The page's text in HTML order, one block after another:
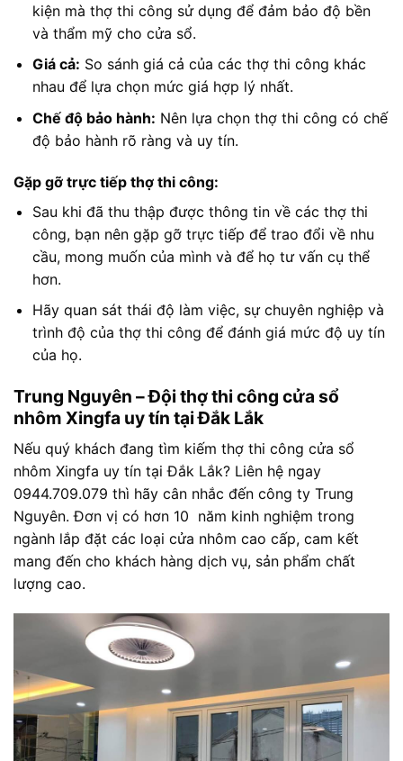
kiện mà thợ thi công sử dụng để đảm bảo độ bền
và thẩm mỹ cho cửa sổ.
Giá cả: So sánh giá cả của các thợ thi công khác
nhau để lựa chọn mức giá hợp lý nhất.
Chế độ bảo hành: Nên lựa chọn thợ thi công có chế
độ bảo hành rõ ràng và uy tín.
Gặp gỡ trực tiếp thợ thi công:
Sau khi đã thu thập được thông tin về các thợ thi
công, bạn nên gặp gỡ trực tiếp để trao đổi về nhu
cầu, mong muốn của mình và để họ tư vấn cụ thể
hơn.
Hãy quan sát thái độ làm việc, sự chuyên nghiệp và
trình độ của thợ thi công để đánh giá mức độ uy tín
của họ.
Trung Nguyên – Đội thợ thi công cửa sổ
nhôm Xingfa uy tín tại Đắk Lắk
Nếu quý khách đang tìm kiếm thợ thi công cửa sổ
nhôm Xingfa uy tín tại Đắk Lắk? Liên hệ ngay
0944.709.079 thì hãy cân nhắc đến công ty Trung
Nguyên. Đơn vị có hơn 10 năm kinh nghiệm trong
ngành lắp đặt các loại cửa nhôm cao cấp, cam kết
mang đến cho khách hàng dịch vụ, sản phẩm chất
lượng cao.